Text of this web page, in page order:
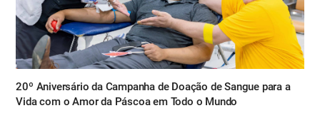
20º Aniversário da Campanha de Doação de Sangue para a
Vida com o Amor da Páscoa em Todo o Mundo